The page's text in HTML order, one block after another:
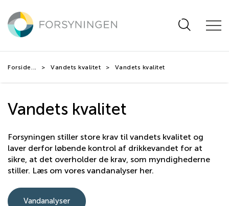
hovedindhold
Forside Vandets kvalitet Vandets kvalitet
Vandets kvalitet
Forsyningen stiller store krav til vandets kvalitet og
laver derfor løbende kontrol af drikkevandet for at
sikre, at det overholder de krav, som myndighederne
stiller. Læs om vores vandanalyser her.
Vandanalyser